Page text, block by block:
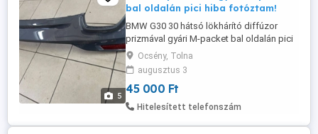
5
bal oldalán pici hiba fotóztam!
BMW G30 30 hátsó lökhárító diffúzor
prizmával gyári M-packet bal oldalán pici
hiba fotóztam! szinte észrevehetettlen
posta megoldható 21754011
Ocsény, Tolna
augusztus 3
45 000 Ft
Hitelesített telefonszám